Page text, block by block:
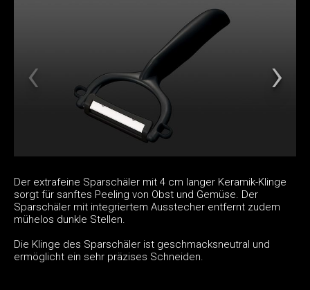
Der extrafeine Sparschäler mit 4 cm langer Keramik-Klinge
sorgt für sanftes Peeling von Obst und Gemüse. Der
Sparschäler mit integriertem Ausstecher entfernt zudem
mühelos dunkle Stellen.
Die Klinge des Sparschäler ist geschmacksneutral und
ermöglicht ein sehr präzises Schneiden.